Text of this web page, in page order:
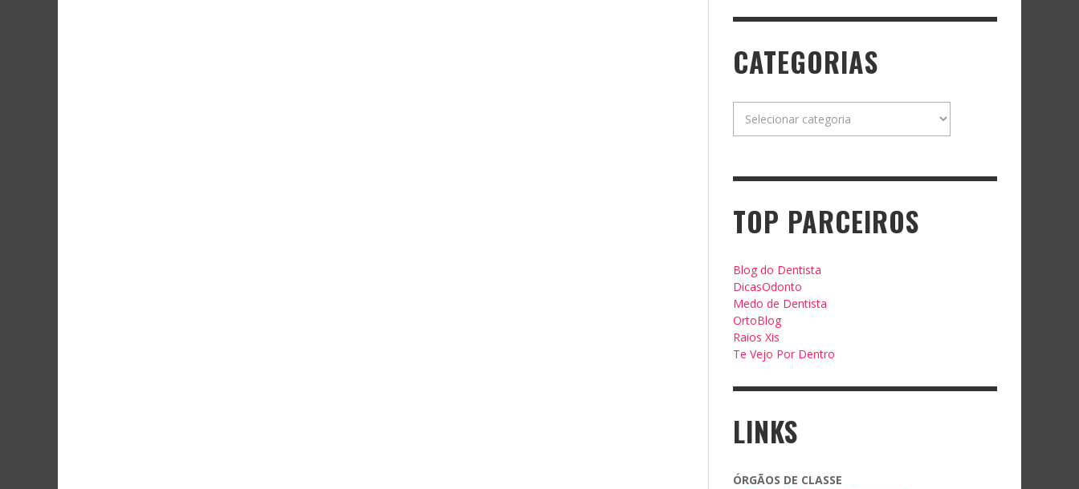
CATEGORIAS
TOP PARCEIROS
Blog do Dentista
DicasOdonto
Medo de Dentista
OrtoBlog
Raios Xis
Te Vejo Por Dentro
LINKS
ÓRGÃOS DE CLASSE